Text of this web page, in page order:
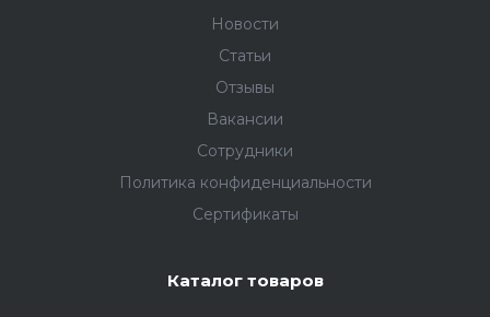
Новости
Статьи
Отзывы
Вакансии
Сотрудники
Политика конфиденциальности
Сертификаты
Каталог товаров